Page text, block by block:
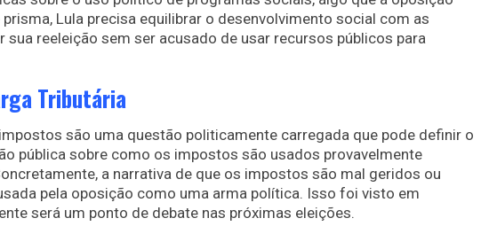
Lula precisa equilibrar o desenvolvimento social com as
reeleição sem ser acusado de usar recursos públicos para
Tributária
são uma questão politicamente carregada que pode definir o
pública sobre como os impostos são usados provavelmente
a narrativa de que os impostos são mal geridos ou
pela oposição como uma arma política. Isso foi visto em
será um ponto de debate nas próximas eleições.